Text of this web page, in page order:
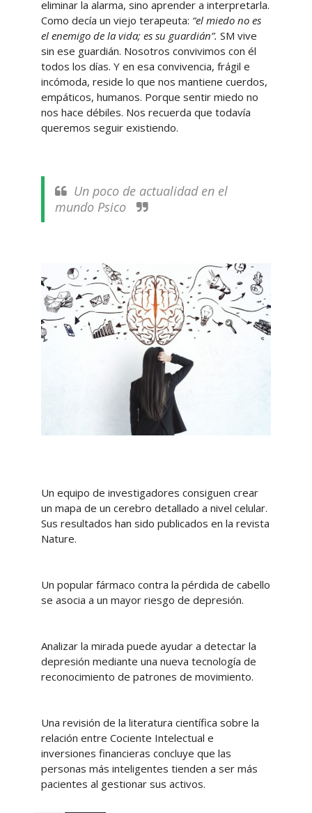
eliminar la alarma, sino aprender a interpretarla.
Como decía un viejo terapeuta: “el miedo no es
el enemigo de la vida; es su guardián”. SM vive
sin ese guardián. Nosotros convivimos con él
todos los días. Y en esa convivencia, frágil e
incómoda, reside lo que nos mantiene cuerdos,
empáticos, humanos. Porque sentir miedo no
nos hace débiles. Nos recuerda que todavía
queremos seguir existiendo.
Un poco de actualidad en el
mundo Psico
Un equipo de investigadores consiguen crear
un mapa de un cerebro detallado a nivel celular.
Sus resultados han sido publicados en la revista
Nature.
Un popular fármaco contra la pérdida de cabello
se asocia a un mayor riesgo de depresión.
Analizar la mirada puede ayudar a detectar la
depresión mediante una nueva tecnología de
reconocimiento de patrones de movimiento.
Una revisión de la literatura científica sobre la
relación entre Cociente Intelectual e
inversiones financieras concluye que las
personas más inteligentes tienden a ser más
pacientes al gestionar sus activos.